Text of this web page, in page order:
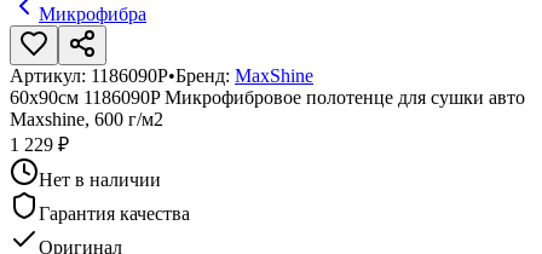
Микрофибра
Артикул: 1186090P•Бренд: MaxShine
60x90см 1186090P Микрофибровое полотенце для сушки авто
Maxshine, 600 г/м2
1 229 ₽
Нет в наличии
Гарантия качества
Оригинал